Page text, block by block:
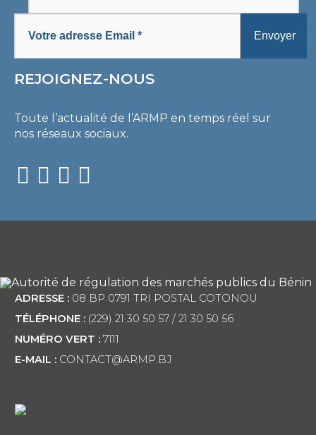
REJOIGNEZ-NOUS
Toute l’actualité de l’ARMP en temps réel sur
nos réseaux sociaux.
ADRESSE :08 BP 0791 TRI POSTAL COTONOU
TÉLÉPHONE :(229) 21 30 50 57 / 21 30 50 56
NUMÉRO VERT :7111
E-MAIL :CONTACT@ARMP.BJ